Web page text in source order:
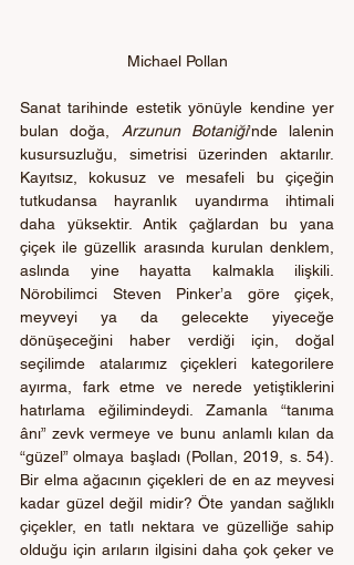
Michael Pollan
Sanat tarihinde estetik yönüyle kendine yer
bulan doğa, Arzunun Botaniği’nde lalenin
kusursuzluğu, simetrisi üzerinden aktarılır.
Kayıtsız, kokusuz ve mesafeli bu çiçeğin
tutkudansa hayranlık uyandırma ihtimali
daha yüksektir. Antik çağlardan bu yana
çiçek ile güzellik arasında kurulan denklem,
aslında yine hayatta kalmakla ilişkili.
Nörobilimci Steven Pinker’a göre çiçek,
meyveyi ya da gelecekte yiyeceğe
dönüşeceğini haber verdiği için, doğal
seçilimde atalarımız çiçekleri kategorilere
ayırma, fark etme ve nerede yetiştiklerini
hatırlama eğilimindeydi. Zamanla “tanıma
ânı” zevk vermeye ve bunu anlamlı kılan da
“güzel” olmaya başladı (Pollan, 2019, s. 54).
Bir elma ağacının çiçekleri de en az meyvesi
kadar güzel değil midir? Öte yandan sağlıklı
çiçekler, en tatlı nektara ve güzelliğe sahip
olduğu için arıların ilgisini daha çok çeker ve